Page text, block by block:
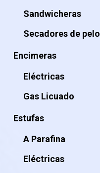
Sandwicheras
Secadores de pelo
Encimeras
Eléctricas
Gas Licuado
Estufas
A Parafina
Eléctricas